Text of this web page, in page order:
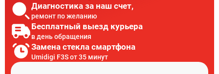
Диагностика за наш счет,
ремонт по желанию
Бесплатный выезд курьера
в день обращения
Замена стекла смартфона
Umidigi F3S от 35 минут